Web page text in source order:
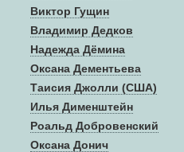
Виктор Гущин
Владимир Дедков
Надежда Дёмина
Оксана Дементьева
Таисия Джолли (США)
Илья Дименштейн
Роальд Добровенский
Оксана Донич